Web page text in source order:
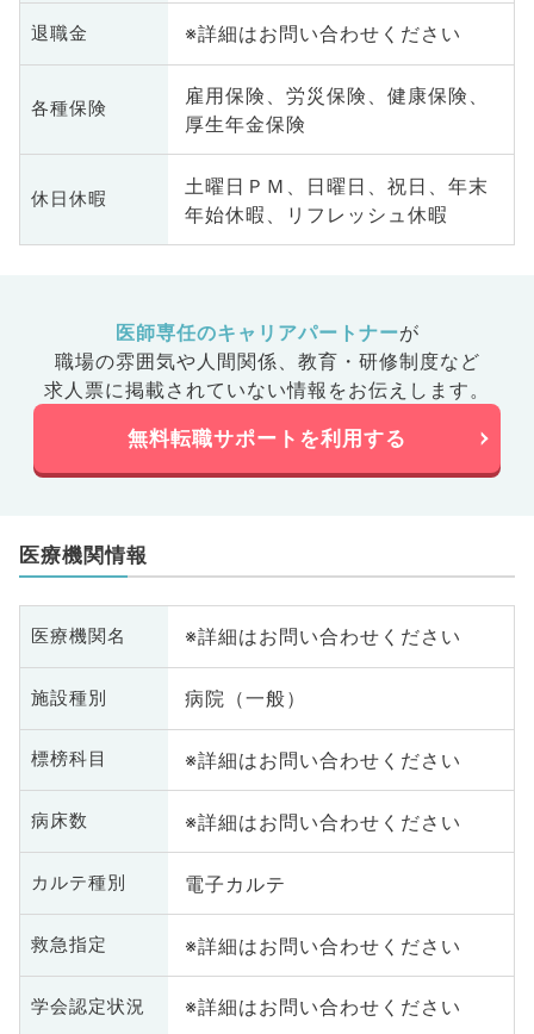
退職金 ※詳細はお問い合わせください
各種保険
雇用保険、労災保険、健康保険、
厚生年金保険
休日休暇
土曜日ＰＭ、日曜日、祝日、年末
年始休暇、リフレッシュ休暇
医師専任のキャリアパートナーが
職場の雰囲気や人間関係、 教育・研修制度など
求人票に掲載されていない情報をお伝えします。
無料転職サポートを利用する
医療機関情報
医療機関名 ※詳細はお問い合わせください
施設種別 病院（一般）
標榜科目 ※詳細はお問い合わせください
病床数 ※詳細はお問い合わせください
カルテ種別 電子カルテ
救急指定 ※詳細はお問い合わせください
学会認定状況 ※詳細はお問い合わせください